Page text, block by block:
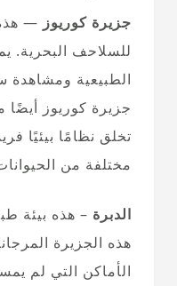
جزيرة كوريوز —
للسلاحف البحرية.
الطبيعية ومشاهدة
جزيرة كوريوز أيضًا
تخلق نظامًا بيئيًا
مختلفة من
الدبرة – هذه بيئة
هذه الجزيرة
الأماكن التي لم